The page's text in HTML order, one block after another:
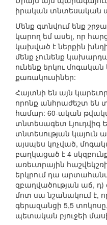
իրական տնտեսական
Մենք գտնվում ենք
կարող եմ ասել, որ
կախված է ներքին
մենք չունենք
ունենք երկու
քառակուսիներ:
Հայտնի են այն
որոնք անհրաժեշտ են
համար: 60-ական
տնտեսագետ Լյուդվիգ
տնտեսության կայուն
այսպես կոչված,
բաղկացած է 4
առեւտրային
երկրում դա
զբաղվածության աճ, դ)
մոտ սա նշանակում է,
գերազանցի 5,5
պետական բյուջեի